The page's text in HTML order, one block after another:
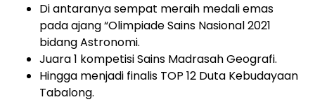
Di antaranya sempat meraih medali emas
pada ajang “Olimpiade Sains Nasional 2021
bidang Astronomi.
Juara 1 kompetisi Sains Madrasah Geografi.
Hingga menjadi finalis TOP 12 Duta Kebudayaan
Tabalong.